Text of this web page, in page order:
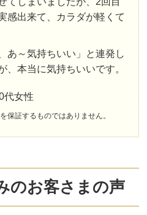
感出来て、カラダが軽くて
あ～気持ちいい」と連発し
、本当に気持ちいいです。
女性
保証するものではありません。
のお客さまの声